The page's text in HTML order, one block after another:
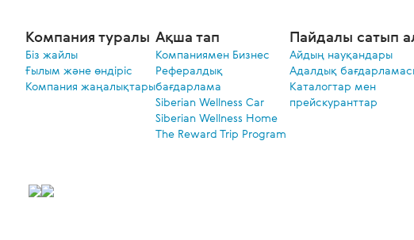
Компания туралы
Біз жайлы
Ғылым және өндіріс
Компания жаңалықтары
Ақша тап
Компаниямен Бизнес
Рефералдық
бағдарлама
Siberian Wellness Car
Siberian Wellness Home
The Reward Trip Program
Пайдалы сатып
Айдың науқандары
Адалдық
Каталогтар мен
прейскуранттар